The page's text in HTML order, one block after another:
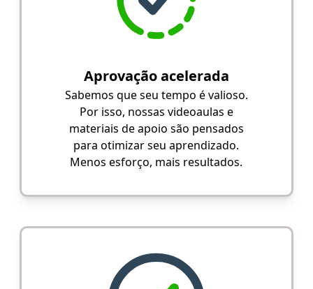
Aprovação acelerada
Sabemos que seu tempo é valioso.
Por isso, nossas videoaulas e
materiais de apoio são pensados
para otimizar seu aprendizado.
Menos esforço, mais resultados.